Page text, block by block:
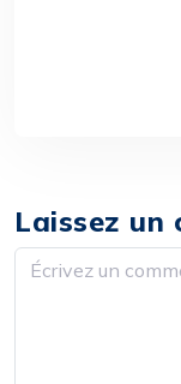
Laissez un